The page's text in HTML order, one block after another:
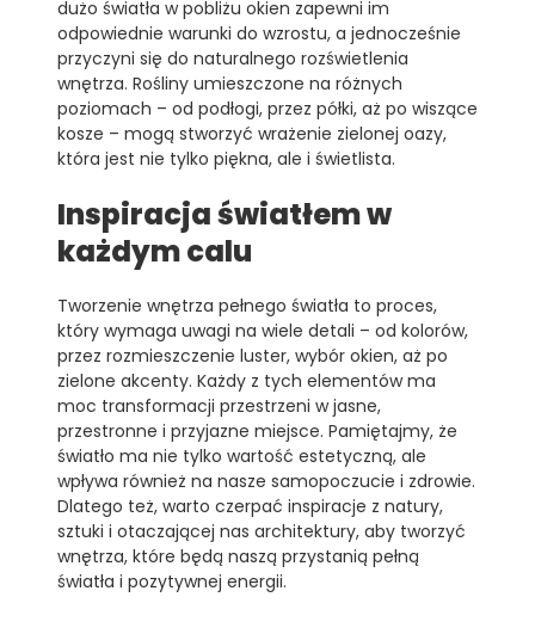
dużo światła w pobliżu okien zapewni im
odpowiednie warunki do wzrostu, a jednocześnie
przyczyni się do naturalnego rozświetlenia
wnętrza. Rośliny umieszczone na różnych
poziomach – od podłogi, przez półki, aż po wiszące
kosze – mogą stworzyć wrażenie zielonej oazy,
która jest nie tylko piękna, ale i świetlista.
Inspiracja światłem w
każdym calu
Tworzenie wnętrza pełnego światła to proces,
który wymaga uwagi na wiele detali – od kolorów,
przez rozmieszczenie luster, wybór okien, aż po
zielone akcenty. Każdy z tych elementów ma
moc transformacji przestrzeni w jasne,
przestronne i przyjazne miejsce. Pamiętajmy, że
światło ma nie tylko wartość estetyczną, ale
wpływa również na nasze samopoczucie i zdrowie.
Dlatego też, warto czerpać inspiracje z natury,
sztuki i otaczającej nas architektury, aby tworzyć
wnętrza, które będą naszą przystanią pełną
światła i pozytywnej energii.